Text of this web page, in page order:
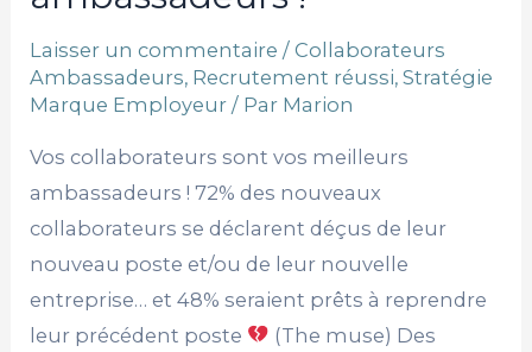
Laisser un commentaire /Collaborateurs
Ambassadeurs, Recrutement réussi,Stratégie
Marque Employeur / Par Marion
Vos collaborateurs sont vos meilleurs
ambassadeurs ! 72% des nouveaux
collaborateurs se déclarent déçus de leur
nouveau poste et/ou de leur nouvelle
entreprise… et 48% seraient prêts à reprendre
leur précédent poste
(The muse) Des